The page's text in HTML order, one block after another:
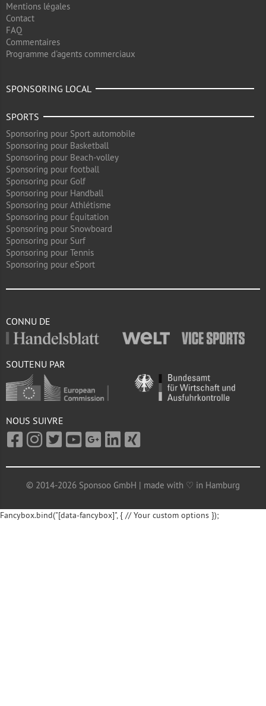
Mentions légales
Contact
FAQ
Commentaires
Programme d'agents commerciaux
SPONSORING LOCAL
SPORTS
Sponsoring pour Sport automobile
Sponsoring pour Basketball
Sponsoring pour Beach-volley
Sponsoring pour football
Sponsoring pour Golf
Sponsoring pour Handball
Sponsoring pour Athlétisme
Sponsoring pour Équitation
Sponsoring pour Snowboard
Sponsoring pour Surf
Sponsoring pour Tennis
Sponsoring pour eSport
CONNU DE
SOUTENU PAR
NOUS SUIVRE
© 2014-2026 Sponsoo GmbH | made with ♡ in Hamburg
Fancybox.bind("[data-fancybox]", { // Your custom options });